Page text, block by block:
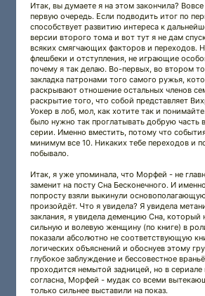
Итак, вы думаете я на этом закончила?
первую очередь. Если подводить итог по
способствует развитию интереса к
версии второго тома и вот тут я не дам
всяких смягчающих факторов и переходов.
флешбеки и отступления, не играющие
почему я так делаю. Во-первых, во втором
закладка патронами того самого ружья,
раскрывают отношение остальных членов
раскрытие того, что собой представляет
Уокер в лоб, мол, как хотите так и
было нужно так проглатывать добрую часть
серии. Именно вместить, потому что
минимум все 10. Никаких тебе переходов и
побывало.
Итак, я уже упоминала, что Морфей - не
заменит на посту Сна Бесконечного. И
попросту взяли выкинули
произойдёт. Что я увидела? Я увидела
заклания, я увидела деменцию Сна,
сильную и волевую женщину (по книге) в
показали абсолютно не соответствующую
логических объяснений и обоснуев этому
глубокое заблуждение и бессовестное
проходится немытой задницей, но в
согласна, Морфей - мудак со всеми
только сильнее выставили на показ.